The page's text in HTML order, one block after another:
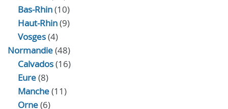
Bas-Rhin(10)
Haut-Rhin(9)
Vosges(4)
Normandie(48)
Calvados(16)
Eure(8)
Manche(11)
Orne(6)